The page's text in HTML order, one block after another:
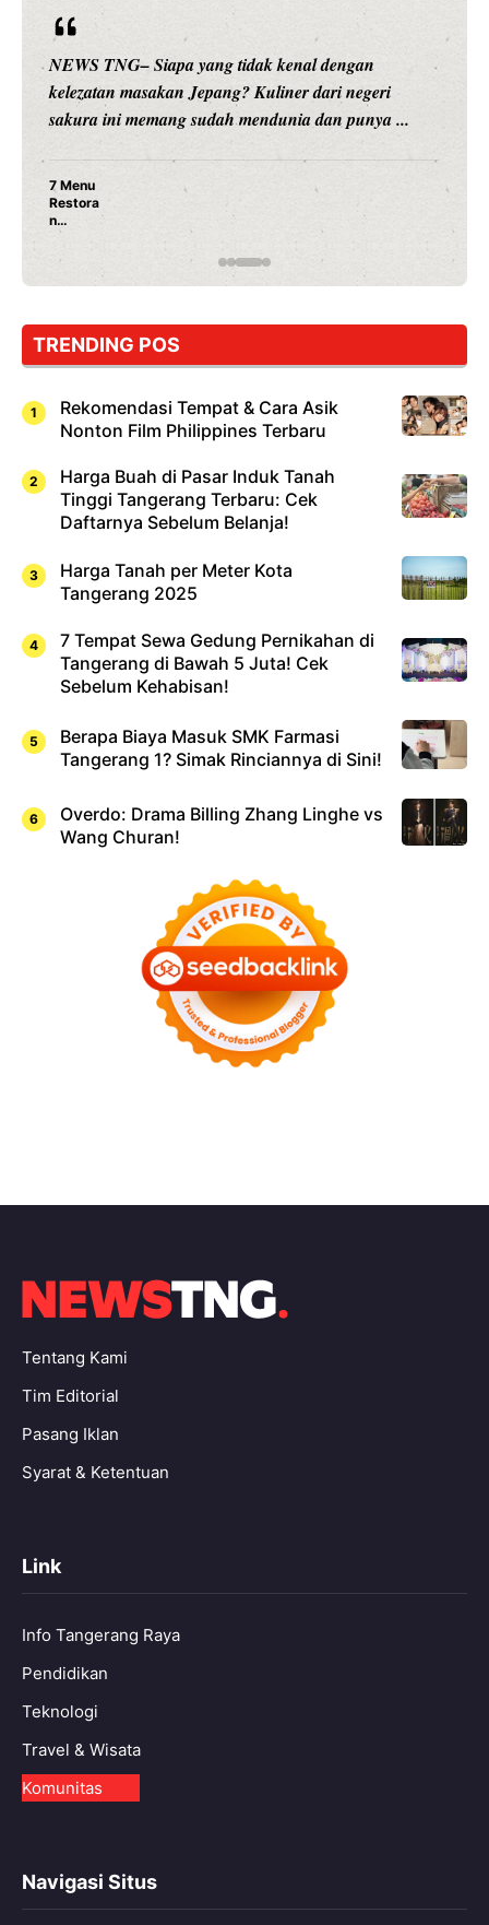
NEWS TNG– Siapa sangka, dua nama besar di dunia
hiburan, Nunung Srimulat dan Vicky Prasetyo, kini
merambah dunia kuliner dengan ...
Nunung Srimulat & Vicky Prasetyo Buka Restoran
Rahasia Mami Bikin Nagih!
TRENDING POS
Rekomendasi Tempat & Cara Asik
Nonton Film Philippines Terbaru
Harga Buah di Pasar Induk Tanah
Tinggi Tangerang Terbaru: Cek
Daftarnya Sebelum Belanja!
Harga Tanah per Meter Kota
Tangerang 2025
7 Tempat Sewa Gedung Pernikahan di
Tangerang di Bawah 5 Juta! Cek
Sebelum Kehabisan!
Berapa Biaya Masuk SMK Farmasi
Tangerang 1? Simak Rinciannya di Sini!
Overdo: Drama Billing Zhang Linghe vs
Wang Churan!
Tentang Kami
Tim Editorial
Pasang Iklan
Syarat & Ketentuan
Link
Info Tangerang Raya
Pendidikan
Teknologi
Travel & Wisata
Komunitas
Navigasi Situs